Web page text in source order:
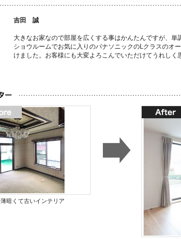
吉田 誠
大きなお家なので部屋を広くする事はかんたんですが、
ショウルームでお気に入りのパナソニックのLクラスのオ
けました。お客様にも大変よろこんでいただけてうれしく
薄暗くて古いインテリア